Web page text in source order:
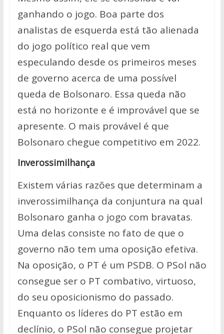
ganhando o jogo. Boa parte dos
analistas de esquerda está tão alienada
do jogo político real que vem
especulando desde os primeiros meses
de governo acerca de uma possível
queda de Bolsonaro. Essa queda não
está no horizonte e é improvável que se
apresente. O mais provável é que
Bolsonaro chegue competitivo em 2022.
Inverossimilhança
Existem várias razões que determinam a
inverossimilhança da conjuntura na qual
Bolsonaro ganha o jogo com bravatas.
Uma delas consiste no fato de que o
governo não tem uma oposição efetiva.
Na oposição, o PT é um PSDB. O PSol não
consegue ser o PT combativo, virtuoso,
do seu oposicionismo do passado.
Enquanto os líderes do PT estão em
declínio, o PSol não consegue projetar